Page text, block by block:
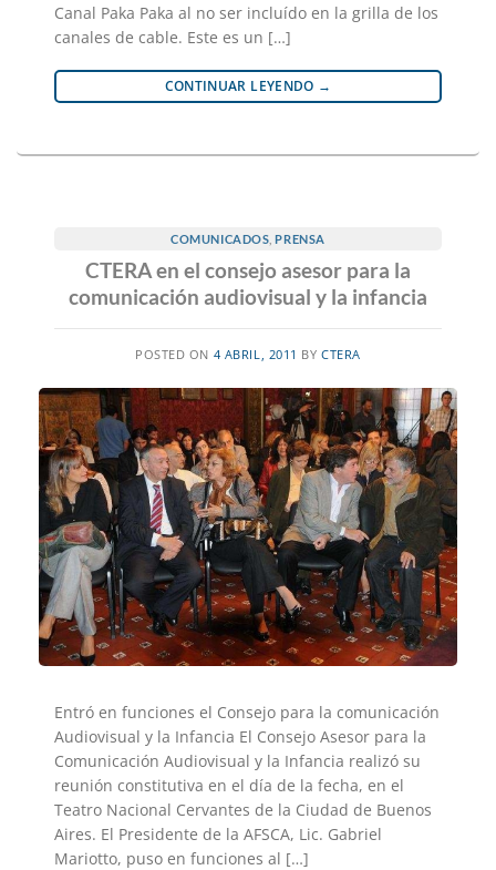
Canal Paka Paka al no ser incluído en la grilla de los
canales de cable. Este es un […]
CONTINUAR LEYENDO →
COMUNICADOS ,PRENSA
CTERA en el consejo asesor para la
comunicación audiovisual y la infancia
POSTED ON 4 ABRIL, 2011 BYCTERA
Entró en funciones el Consejo para la comunicación
Audiovisual y la Infancia El Consejo Asesor para la
Comunicación Audiovisual y la Infancia realizó su
reunión constitutiva en el día de la fecha, en el
Teatro Nacional Cervantes de la Ciudad de Buenos
Aires. El Presidente de la AFSCA, Lic. Gabriel
Mariotto, puso en funciones al […]